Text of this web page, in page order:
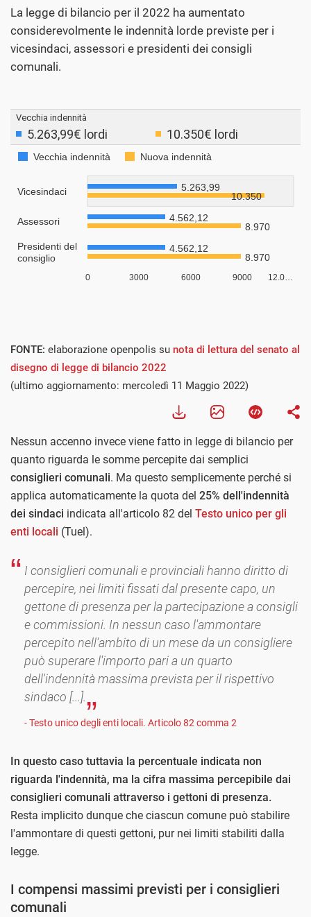
La legge di bilancio per il 2022 ha aumentato
considerevolmente le indennità lorde previste per i
vicesindaci, assessori e presidenti dei consigli
comunali.
FONTE: elaborazione openpolis su nota di lettura del senato al
disegno di legge di bilancio 2022
(ultimo aggiornamento: mercoledì 11 Maggio 2022)
Nessun accenno invece viene fatto in legge di bilancio per
quanto riguarda le somme percepite dai semplici
consiglieri comunali. Ma questo semplicemente perché si
applica automaticamente la quota del 25% dell'indennità
dei sindaci indicata all'articolo 82 del Testo unico per gli
enti locali (Tuel).
I consiglieri comunali e provinciali hanno diritto di
percepire, nei limiti fissati dal presente capo, un
gettone di presenza per la partecipazione a consigli
e commissioni. In nessun caso l'ammontare
percepito nell'ambito di un mese da un consigliere
può superare l'importo pari a un quarto
dell'indennità massima prevista per il rispettivo
sindaco [...].
- Testo unico degli enti locali. Articolo 82 comma 2
In questo caso tuttavia la percentuale indicata non
riguarda l'indennità, ma la cifra massima percepibile dai
consiglieri comunali attraverso i gettoni di presenza.
Resta implicito dunque che ciascun comune può stabilire
l'ammontare di questi gettoni, pur nei limiti stabiliti dalla
legge.
I compensi massimi previsti per i consiglieri
comunali